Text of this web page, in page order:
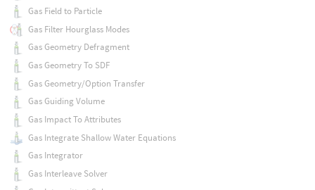
Gas Field to Particle
Gas Filter Hourglass Modes
Gas Geometry Defragment
Gas Geometry To SDF
Gas Geometry/Option Transfer
Gas Guiding Volume
Gas Impact To Attributes
Gas Integrate Shallow Water Equations
Gas Integrator
Gas Interleave Solver